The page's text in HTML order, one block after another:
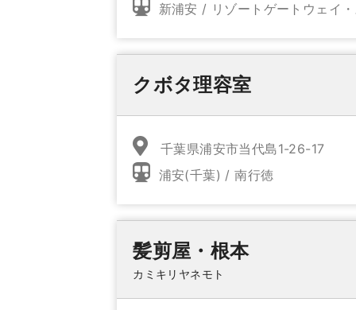
新浦安 / リゾートゲートウェイ
クボタ理容室
千葉県浦安市当代島1-26-17
浦安(千葉) / 南行徳
髪剪屋・根本
カミキリヤネモト